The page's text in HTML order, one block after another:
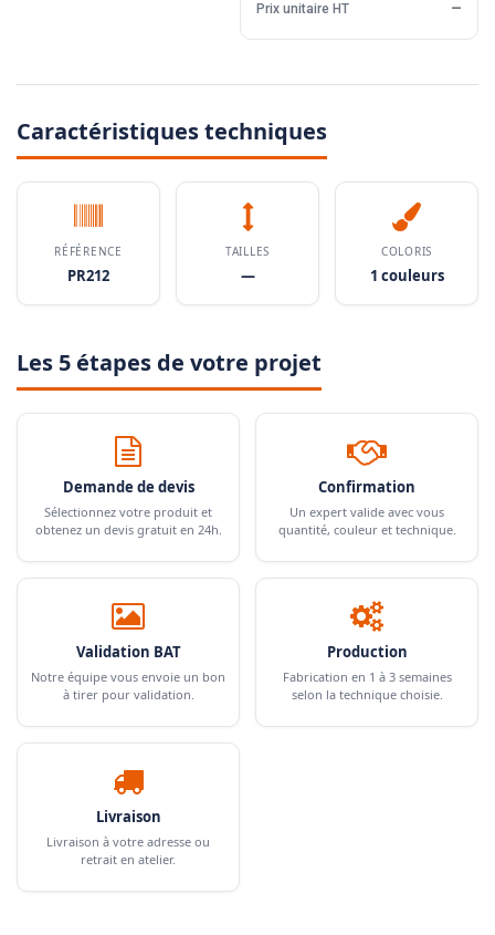
Prix unitaire HT
—
Caractéristiques techniques
RÉFÉRENCE
PR212
TAILLES
—
COLORIS
1 couleurs
Les 5 étapes de votre projet
Demande de devis
Sélectionnez votre produit et
obtenez un devis gratuit en 24h.
Confirmation
Un expert valide avec vous
quantité, couleur et technique.
Validation BAT
Notre équipe vous envoie un bon
à tirer pour validation.
Production
Fabrication en 1 à 3 semaines
selon la technique choisie.
Livraison
Livraison à votre adresse ou
retrait en atelier.